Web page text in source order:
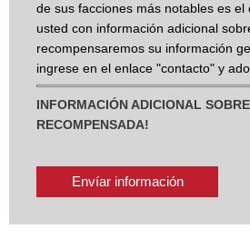
de sus facciones más notables es
usted con información adicional
recompensaremos su información
ingrese en el enlace "contacto" y
INFORMACIÓN ADICIONAL
RECOMPENSADA!
Envíar información